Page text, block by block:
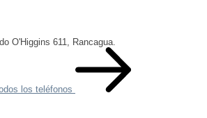
O'Higgins 611, Rancagua.
los teléfonos